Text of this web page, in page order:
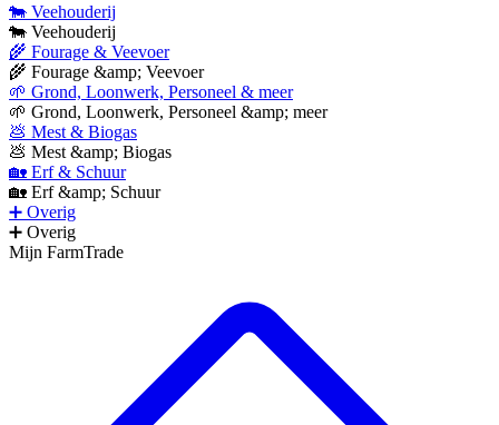
🐄 Veehouderij
🐄 Veehouderij
🌾 Fourage & Veevoer
🌾 Fourage &amp; Veevoer
🌱 Grond, Loonwerk, Personeel & meer
🌱 Grond, Loonwerk, Personeel &amp; meer
💩 Mest & Biogas
💩 Mest &amp; Biogas
🏡 Erf & Schuur
🏡 Erf &amp; Schuur
➕ Overig
➕ Overig
Mijn FarmTrade